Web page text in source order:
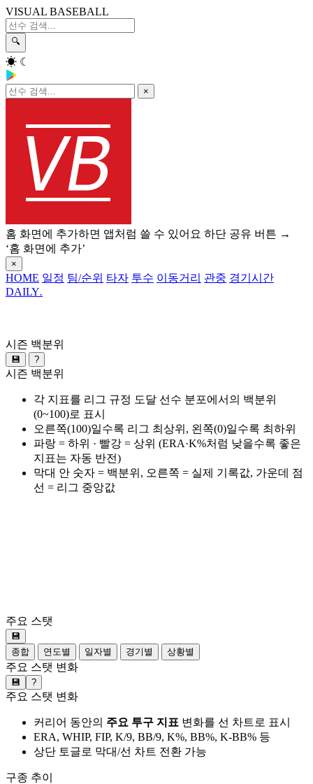
VISUAL BASEBALL
🔍
☀ ☾
×
홈 화면에 추가하면 앱처럼 쓸 수 있어요 하단 공유 버튼 →
‘홈 화면에 추가’
×
HOME 일정 팀/순위 타자 투수 이동거리 관중 경기시간
DAILY.
시즌 백분위
💾 ?
시즌 백분위
각 지표를 리그 규정 도달 선수 분포에서의 백분위
(0~100)로 표시
오른쪽(100)일수록 리그 최상위, 왼쪽(0)일수록 최하위
파랑 = 하위 · 빨강 = 상위 (ERA·K%처럼 낮을수록 좋은
지표는 자동 반전)
막대 안 숫자 = 백분위, 오른쪽 = 실제 기록값, 가운데 점
선 = 리그 중앙값
주요 스탯
💾
종합
연도별 일자별 경기별 상황별
주요 스탯 변화
💾 ?
주요 스탯 변화
커리어 동안의 주요 투구 지표 변화를 선 차트로 표시
ERA, WHIP, FIP, K/9, BB/9, K%, BB%, K-BB% 등
상단 토글로 막대/선 차트 전환 가능
구종 추이